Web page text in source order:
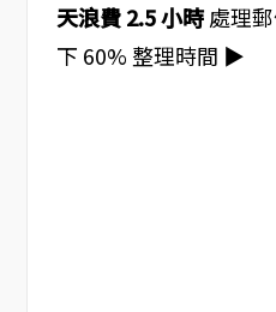
天浪費 2.5 小時處理
下 60% 整理時間 ▶